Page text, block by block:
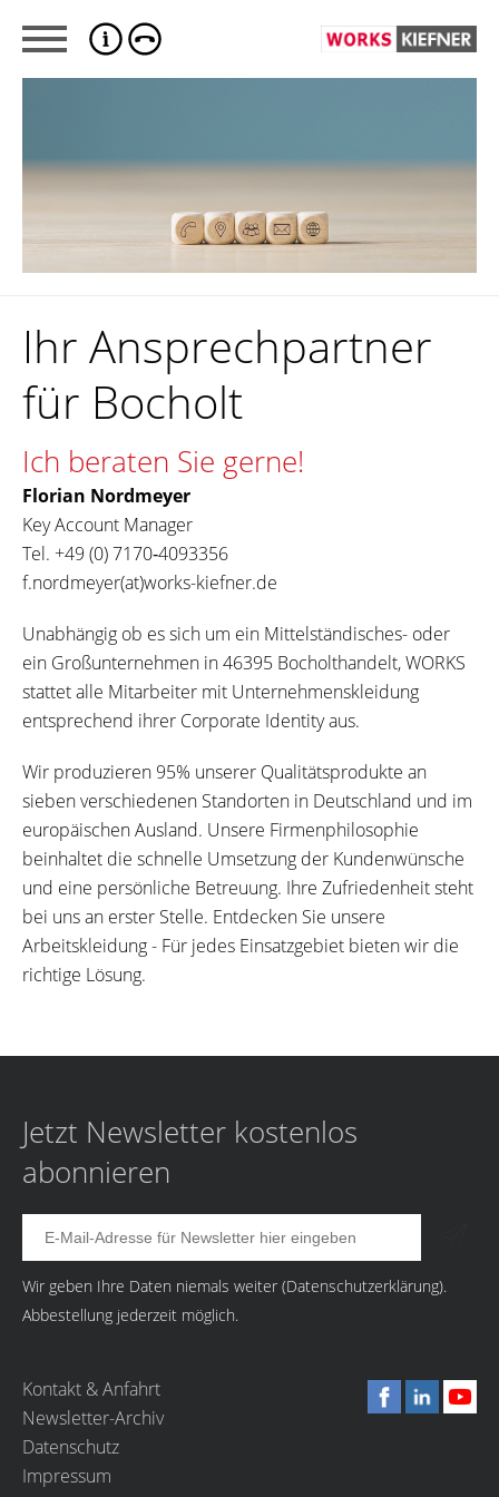
Ihr Ansprechpartner
für Bocholt
Ich beraten Sie gerne!
Florian Nordmeyer
Key Account Manager
Tel. +49 (0) 7170‐4093356
f.nordmeyer(at)works-kiefner.de
Unabhängig ob es sich um ein Mittelständisches- oder
ein Großunternehmen in 46395 Bocholthandelt, WORKS
stattet alle Mitarbeiter mit Unternehmenskleidung
entsprechend ihrer Corporate Identity aus.
Wir produzieren 95% unserer Qualitätsprodukte an
sieben verschiedenen Standorten in Deutschland und im
europäischen Ausland. Unsere Firmenphilosophie
beinhaltet die schnelle Umsetzung der Kundenwünsche
und eine persönliche Betreuung. Ihre Zufriedenheit steht
bei uns an erster Stelle. Entdecken Sie unsere
Arbeitskleidung - Für jedes Einsatzgebiet bieten wir die
richtige Lösung.
Jetzt Newsletter kostenlos
abonnieren
Wir geben Ihre Daten niemals weiter (Datenschutzerklärung).
Abbestellung jederzeit möglich.
Kontakt & Anfahrt
Newsletter-Archiv
Datenschutz
Impressum